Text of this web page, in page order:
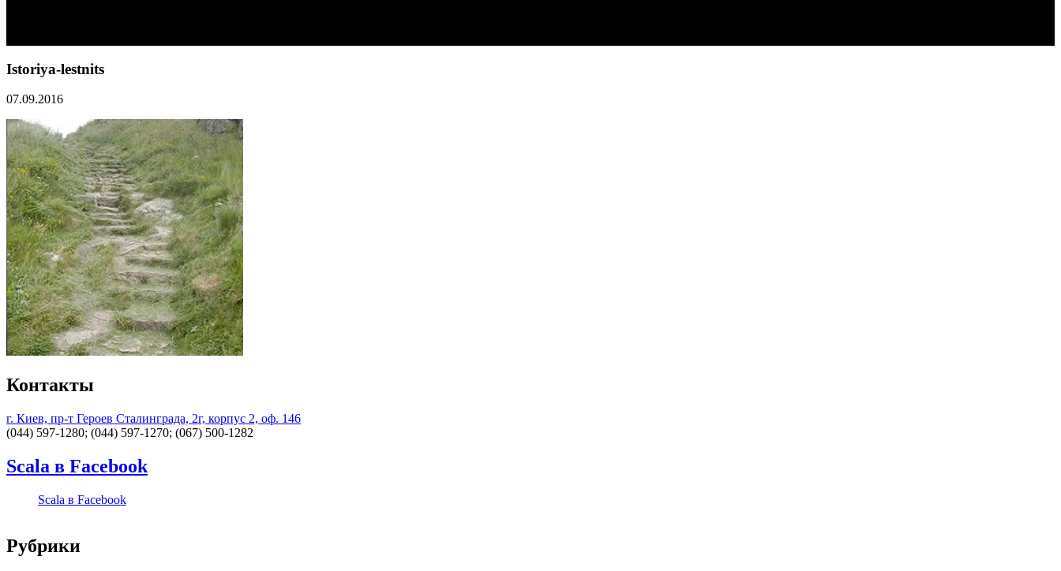
Istoriya-lestnits
07.09.2016
Контакты
г. Киев, пр-т Героев Сталинграда, 2г, корпус 2, оф. 146
(044) 597-1280; (044) 597-1270; (067) 500-1282
Scala в Facebook
Scala в Facebook
Рубрики